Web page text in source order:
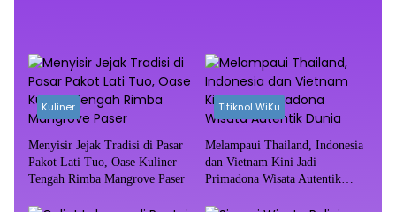
Kuliner
Menyisir Jejak Tradisi di Pasar
Pakot Lati Tuo, Oase Kuliner
Tengah Rimba Mangrove Paser
Titiknol WiKu
Melampaui Thailand, Indonesia
dan Vietnam Kini Jadi
Primadona Wisata Autentik